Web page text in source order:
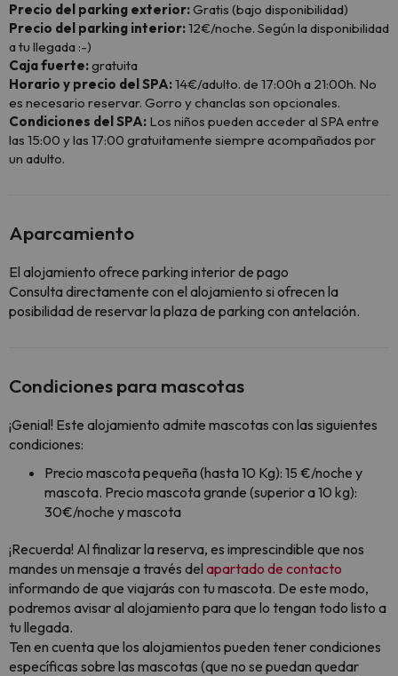
Precio del parking exterior:Gratis (bajo disponibilidad)
Precio del parking interior:12€/noche. Según la disponibilidad
a tu llegada :-)
Caja fuerte:gratuita
Horario y precio del SPA:14€/adulto. de 17:00h a 21:00h. No
es necesario reservar. Gorro y chanclas son opcionales.
Condiciones del SPA: Los niños pueden acceder al SPA entre
las 15:00 y las 17:00 gratuitamente siempre acompañados por
un adulto.
Aparcamiento
El alojamiento ofrece parking interior de pago
Consulta directamente con el alojamiento si ofrecen la
posibilidad de reservar la plaza de parking con antelación.
Condiciones para mascotas
¡Genial! Este alojamiento admite mascotas con las siguientes
condiciones:
Precio mascota pequeña (hasta 10 Kg): 15 €/noche y
mascota. Precio mascota grande (superior a 10 kg):
30€/noche y mascota
¡Recuerda! Al finalizar la reserva, es imprescindible que nos
mandes un mensaje a través del apartado de contacto
informando de que viajarás con tu mascota. De este modo,
podremos avisar al alojamiento para que lo tengan todo listo a
tu llegada.
Ten en cuenta que los alojamientos pueden tener condiciones
específicas sobre las mascotas (que no se puedan quedar